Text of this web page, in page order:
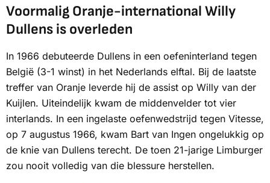
Voormalig Oranje-international Willy
Dullens is overleden
In 1966 debuteerde Dullens in een oefeninterland tegen
België (3-1 winst) in het Nederlands elftal. Bij de laatste
treffer van Oranje leverde hij de assist op Willy van der
Kuijlen. Uiteindelijk kwam de middenvelder tot vier
interlands. In een ingelaste oefenwedstrijd tegen Vitesse,
op 7 augustus 1966, kwam Bart van Ingen ongelukkig op
de knie van Dullens terecht. De toen 21-jarige Limburger
zou nooit volledig van die blessure herstellen.